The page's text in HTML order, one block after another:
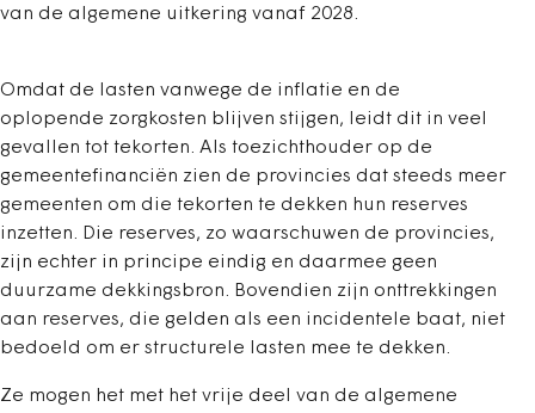
van de algemene uitkering vanaf 2028.
Omdat de lasten vanwege de inflatie en de
oplopende zorgkosten blijven stijgen, leidt dit in veel
gevallen tot tekorten. Als toezichthouder op de
gemeentefinanciën zien de provincies dat steeds meer
gemeenten om die tekorten te dekken hun reserves
inzetten. Die reserves, zo waarschuwen de provincies,
zijn echter in principe eindig en daarmee geen
duurzame dekkingsbron. Bovendien zijn onttrekkingen
aan reserves, die gelden als een incidentele baat, niet
bedoeld om er structurele lasten mee te dekken.
Ze mogen het met het vrije deel van de algemene